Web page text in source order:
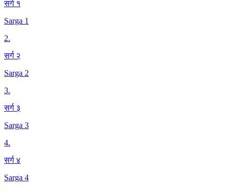
सर्ग १
Sarga 1
2.
सर्ग २
Sarga 2
3.
सर्ग ३
Sarga 3
4.
सर्ग ४
Sarga 4